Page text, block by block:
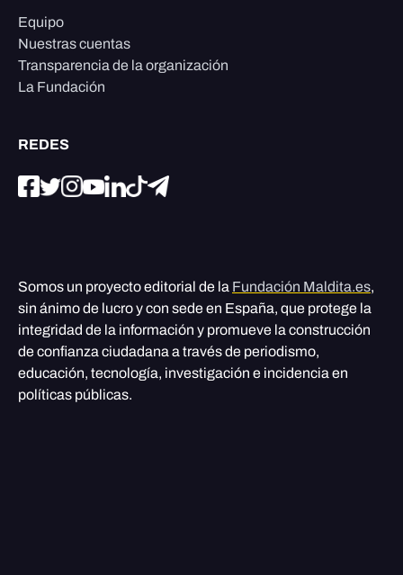
Equipo
Nuestras cuentas
Transparencia de la organización
La Fundación
REDES
Somos un proyecto editorial de la Fundación Maldita.es,
sin ánimo de lucro y con sede en España, que protege la
integridad de la información y promueve la construcción
de confianza ciudadana a través de periodismo,
educación, tecnología, investigación e incidencia en
políticas públicas.